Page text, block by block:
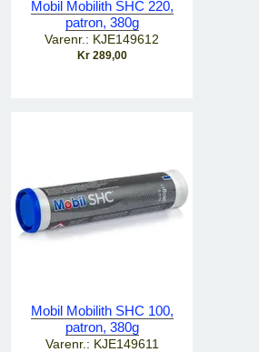
Mobil Mobilith SHC 220,
patron, 380g
Varenr.: KJE149612
Kr 289,00
Mobil Mobilith SHC 100,
patron, 380g
Varenr.: KJE149611